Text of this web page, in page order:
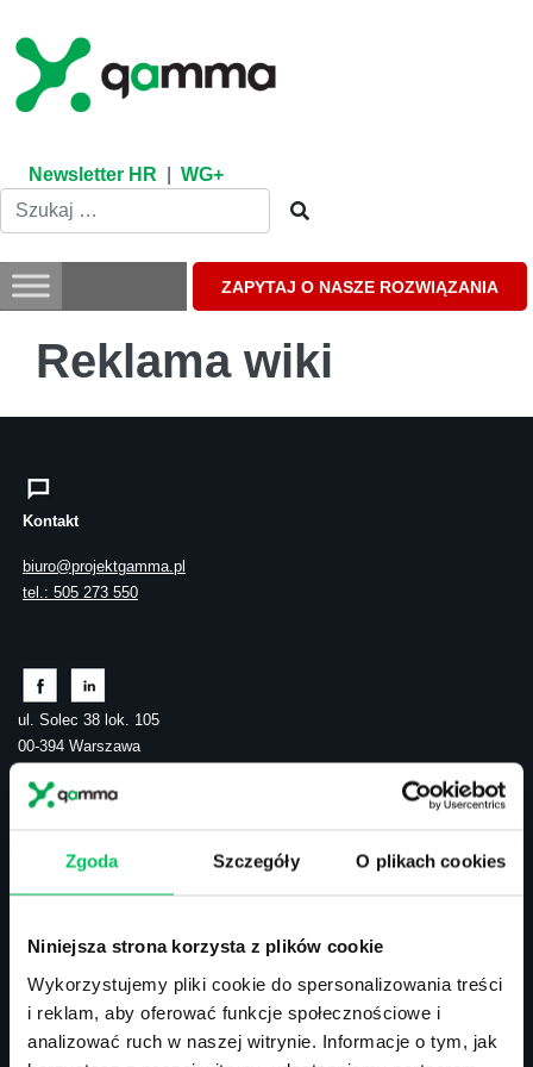
Zgoda Szczegóły O plikach cookies
Niniejsza strona korzysta z plików cookie
Wykorzystujemy pliki cookie do spersonalizowania treści
i reklam, aby oferować funkcje społecznościowe i
analizować ruch w naszej witrynie. Informacje o tym, jak
content
Newsletter HR WG+
ZAPYTAJ O NASZE ROZWIĄZANIA
Reklama wiki
Kontakt
biuro@projektgamma.pl
tel.: 505 273 550
ul. Solec 38 lok. 105
00-394 Warszawa
Szkolenia zamknięte
Szkolenia – efektywność osobista
Szkolenia HR
Szkolenia – kompetencje przyszłości
Szkolenia – administracja publiczna